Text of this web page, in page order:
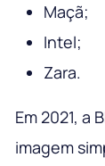
Maçã;
Intel;
Zara.
Em 2021, a
imagem